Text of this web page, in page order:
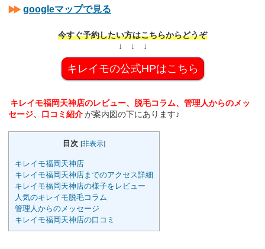
googleマップで見る
今すぐ予約したい方はこちらからどうぞ
↓ ↓ ↓
キレイモの公式HPはこちら
キレイモ福岡天神店のレビュー、脱毛コラム、管理人からのメッ
セージ、口コミ紹介が案内図の下にあります♪
目次 [非表示]
キレイモ福岡天神店
キレイモ福岡天神店までのアクセス詳細
キレイモ福岡天神店の様子をレビュー
人気のキレイモ脱毛コラム
管理人からのメッセージ
キレイモ福岡天神店の口コミ